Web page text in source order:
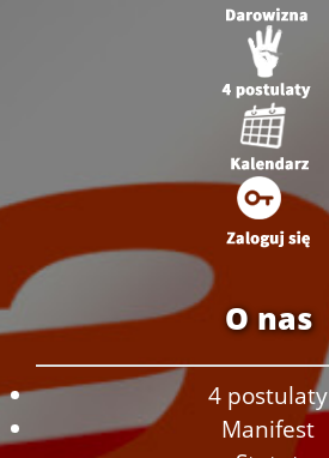
O nas
4 postulaty
Manifest